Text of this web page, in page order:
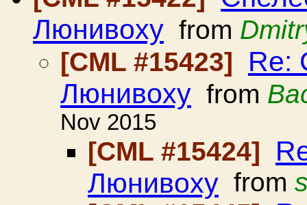
Люнивоху from
[CML #15423]
Re:
Люнивоху from
Nov 2015
[CML #15424]
Люнивоху from